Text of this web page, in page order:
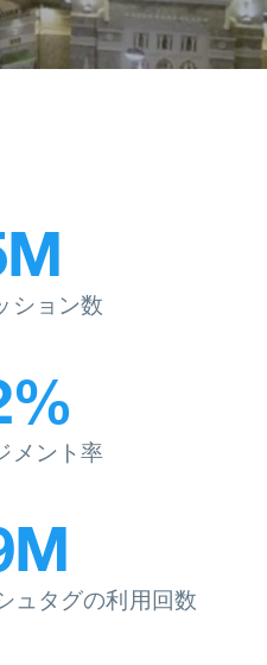
ション数
メント率
ュタグの利用回数